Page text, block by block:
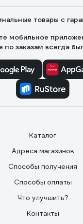
товары с
мобильное
по заказам всегда
Каталог
Адреса магазинов
Способы получения
Способы оплаты
Что улучшить?
Контакты